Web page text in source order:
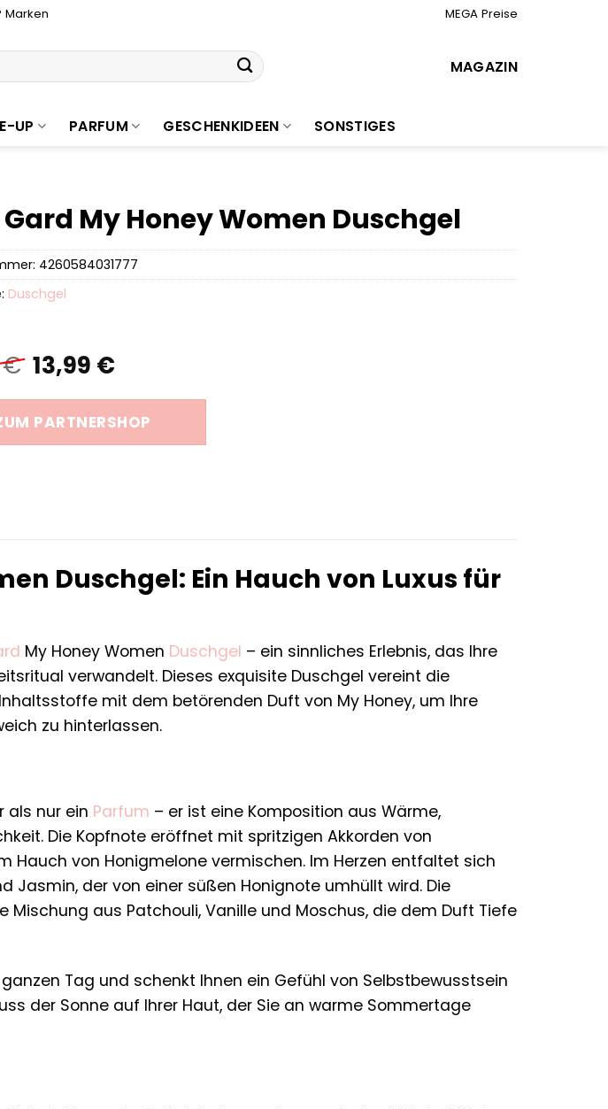
Marken MEGA Preise
MAGAZIN
UP PARFUM GESCHENKIDEEN SONSTIGES
My Honey Women Duschgel
€ Ursprünglicher
Preis
war:
13,99 €
13,99 €Aktueller
ist:
13,99 €.
PARTNERSHOP
4260584031777
Duschgel
Duschgel: Ein Hauch von Luxus für
My Honey Women Duschgel – ein sinnliches Erlebnis, das Ihre
verwandelt. Dieses exquisite Duschgel vereint die
mit dem betörenden Duft von My Honey, um Ihre
zu hinterlassen.
als nur ein Parfum – er ist eine Komposition aus Wärme,
Die Kopfnote eröffnet mit spritzigen Akkorden von
Hauch von Honigmelone vermischen. Im Herzen entfaltet sich
Jasmin, der von einer süßen Honignote umhüllt wird. Die
aus Patchouli, Vanille und Moschus, die dem Duft Tiefe
Tag und schenkt Ihnen ein Gefühl von Selbstbewusstsein
der Sonne auf Ihrer Haut, der Sie an warme Sommertage